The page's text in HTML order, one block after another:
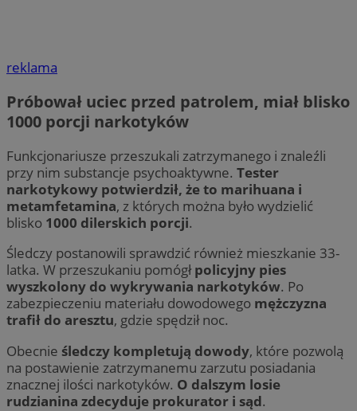
reklama
Próbował uciec przed patrolem, miał blisko
1000 porcji narkotyków
Funkcjonariusze przeszukali zatrzymanego i znaleźli
przy nim substancje psychoaktywne. Tester
narkotykowy potwierdził, że to marihuana i
metamfetamina, z których można było wydzielić
blisko 1000 dilerskich porcji.
Śledczy postanowili sprawdzić również mieszkanie 33-
latka. W przeszukaniu pomógłpolicyjny pies
wyszkolony do wykrywania narkotyków. Po
zabezpieczeniu materiału dowodowego mężczyzna
trafił do aresztu, gdzie spędził noc.
Obecnie śledczy kompletują dowody, które pozwolą
na postawienie zatrzymanemu zarzutu posiadania
znacznej ilości narkotyków. O dalszym losie
rudzianina zdecyduje prokurator i sąd.